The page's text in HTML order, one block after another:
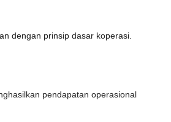
dengan prinsip dasar koperasi.
pendapatan operasional